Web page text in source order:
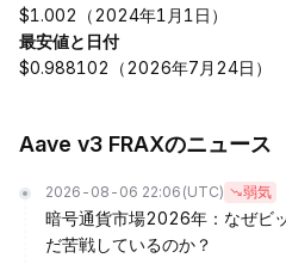
$1.002（2024年1月1日）
最安値と日付
$0.988102（2026年7月24日）
Aave v3 FRAXのニュース
2026-08-06 22:06 (UTC) 弱気
暗号通貨市場2026年：なぜビ
だ苦戦しているのか？